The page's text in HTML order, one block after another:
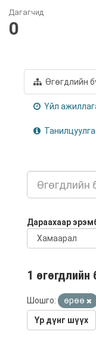
Дагагчид
0
Өгөгдлийн
Үйл
Танилцуулга
Дараахаар
1
Шошго: өрөө
Үр дүнг шүүх